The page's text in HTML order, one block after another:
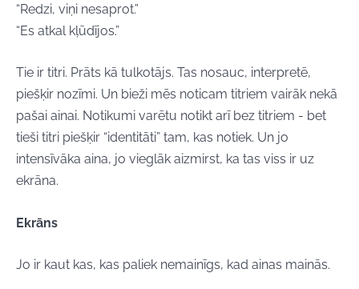
“Redzi, viņi nesaprot.”
“Es atkal kļūdījos.”
Tie ir titri. Prāts kā tulkotājs. Tas nosauc, interpretē,
piešķir nozīmi. Un bieži mēs noticam titriem vairāk nekā
pašai ainai. Notikumi varētu notikt arī bez titriem - bet
tieši titri piešķir “identitāti” tam, kas notiek. Un jo
intensīvāka aina, jo vieglāk aizmirst, ka tas viss ir uz
ekrāna.
Ekrāns
Jo ir kaut kas, kas paliek nemainīgs, kad ainas mainās.